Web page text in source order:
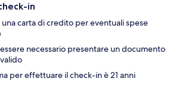
in
una carta di credito per eventuali spese
necessario presentare un documento
per effettuare il check-in è 21 anni